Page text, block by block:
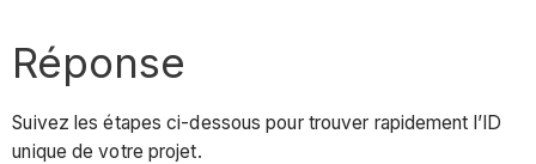
Réponse
Suivez les étapes ci-dessous pour trouver rapidement l’ID
unique de votre projet.